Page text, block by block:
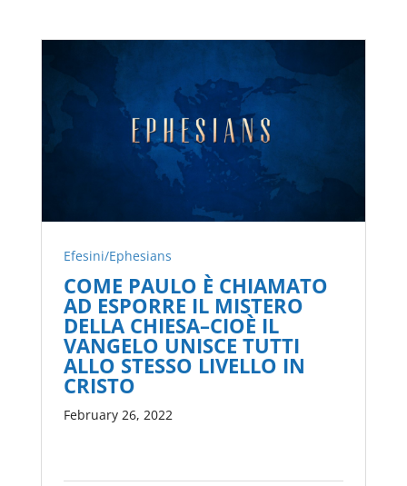
Efesini/Ephesians
COME PAULO È CHIAMATO
AD ESPORRE IL MISTERO
DELLA CHIESA–CIOÈ IL
VANGELO UNISCE TUTTI
ALLO STESSO LIVELLO IN
CRISTO
February 26, 2022